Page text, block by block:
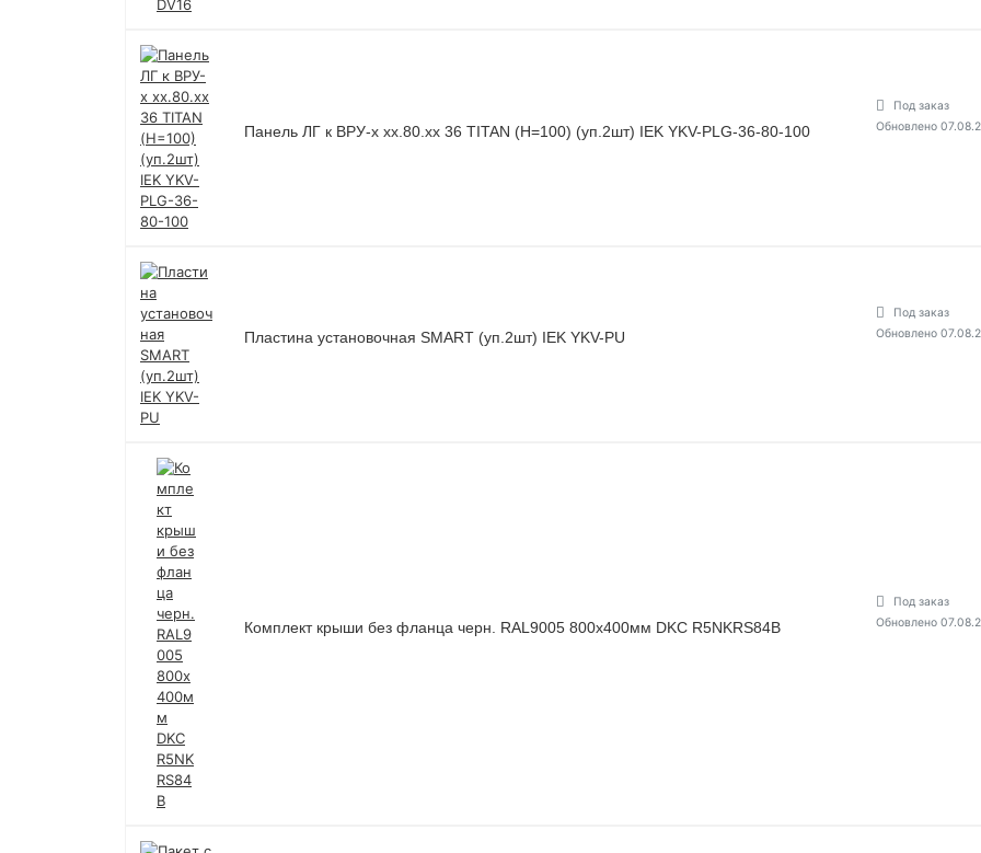
Панель ЛГ к ВРУ-х хх.80.хх 36 TITAN (H=100) (уп.2шт) IEK YKV-PLG-36-80-100
Под заказ
Обновлено
Пластина установочная SMART (уп.2шт) IEK YKV-PU
Под заказ
Обновлено
Комплект крыши без фланца черн. RAL9005 800х400мм DKC R5NKRS84B
Под заказ
Обновлено